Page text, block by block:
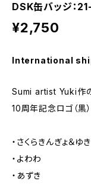
DSK缶バッジ：
¥2,750
International
Sumi artist Yuki作の
10周年記念ロゴ（黒
・さくらきんぎょ＆ゆ
・よわわ
・あずき